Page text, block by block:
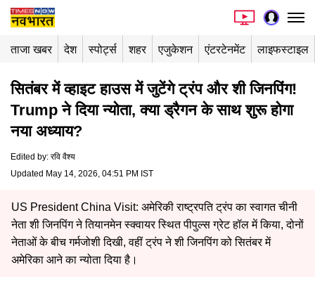
ताजा खबर देश स्पोर्ट्स शहर एजुकेशन एंटरटेनमेंट लाइफस्टाइल
सितंबर में व्हाइट हाउस में जुटेंगे ट्रंप और शी जिनपिंग!
Trump ने दिया न्योता, क्या ड्रैगन के साथ शुरू होगा
नया अध्याय?
Edited by: रवि वैश्य
Updated May 14, 2026, 04:51 PM IST
US President China Visit: अमेरिकी राष्ट्रपति ट्रंप का स्वागत चीनी
नेता शी जिनपिंग ने तियानमेन स्क्वायर स्थित पीपुल्स ग्रेट हॉल में किया, दोनों
नेताओं के बीच गर्मजोशी दिखी, वहीं ट्रंप ने शी जिनपिंग को सितंबर में
अमेरिका आने का न्योता दिया है।